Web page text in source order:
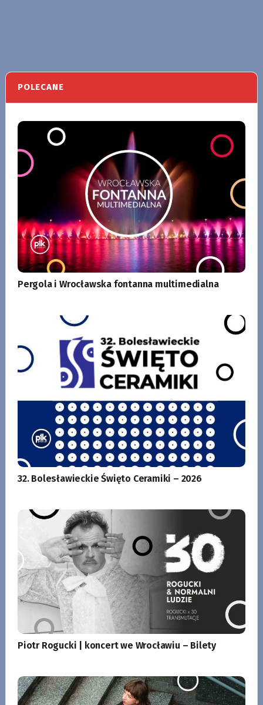
POLECANE
Pergola i Wrocławska fontanna multimedialna
32. Bolesławieckie Święto Ceramiki – 2026
Piotr Rogucki | koncert we Wrocławiu – Bilety